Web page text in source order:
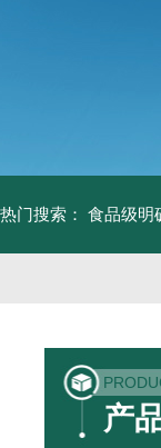
热门搜索： 食品级明
产